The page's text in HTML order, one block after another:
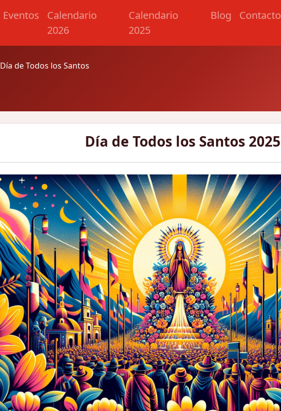
Eventos
Calendario
2026
Calendario
2025
Blog Contacto
Día de Todos los Santos
Día de Todos los Santos 2025